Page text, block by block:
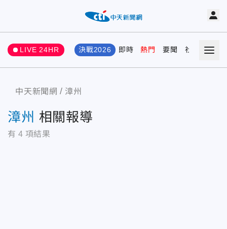
LIVE 24HR 決戰2026 即時 熱門 要聞 社會 娛樂
中天新聞網 漳州
漳州 相關報導
有 4 項結果